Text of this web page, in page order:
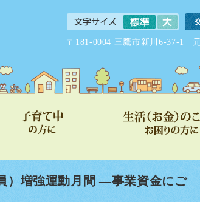
〒181-0004 三鷹市新川6-37-1
）増強運動月間 ―事業資金にご